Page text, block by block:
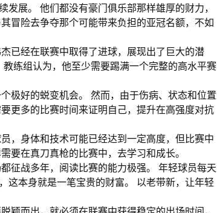
展。 他们都没有豪门俱乐部那样雄厚的财力，
冒险去争夺那个可能带来负担的亚冠名额，不如
已经在联赛中取得了进球，展现出了巨大的潜
练组认为，他至少需要踢满一个完整的高水平赛
极好的蜕变机会。 然而，由于伤病、状态和位置
更多的比赛时间来证明自己，提升在高强度对抗
，身体和技术可能已经达到一定高度，但比赛中
要在真刀真枪的比赛中，去学习和成长。
征战多年，阅读比赛的能力极强。 年轻球员每天
这本身就是一笔宝贵的财富。 以老带新，让年轻